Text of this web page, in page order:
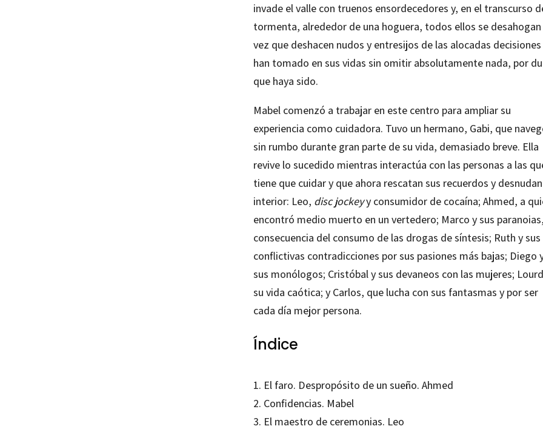
invade el valle con truenos ensordecedores y, en el transcurso
tormenta, alrededor de una hoguera, todos ellos se desahogan
vez que deshacen nudos y entresijos de las alocadas
han tomado en sus vidas sin omitir absolutamente nada, por
que haya sido.
Mabel comenzó a trabajar en este centro para ampliar su
experiencia como cuidadora. Tuvo un hermano, Gabi, que
sin rumbo durante gran parte de su vida, demasiado breve. Ella
revive lo sucedido mientras interactúa con las personas a las
tiene que cuidar y que ahora rescatan sus recuerdos y
interior: Leo, disc jockeyy consumidor de cocaína; Ahmed, a
encontró medio muerto en un vertedero; Marco y sus
consecuencia del consumo de las drogas de síntesis; Ruth y sus
conflictivas contradicciones por sus pasiones más bajas; Diego
sus monólogos; Cristóbal y sus devaneos con las mujeres;
su vida caótica; y Carlos, que lucha con sus fantasmas y por ser
cada día mejor persona.
Índice
1. El faro. Despropósito de un sueño. Ahmed
2. Confidencias. Mabel
3. El maestro de ceremonias. Leo